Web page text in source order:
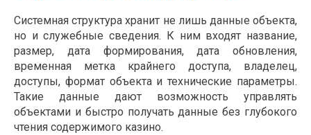
Системная структура хранит не лишь данные объекта,
но и служебные сведения. К ним входят название,
размер, дата формирования, дата обновления,
временная метка крайнего доступа, владелец,
доступы, формат объекта и технические параметры.
Такие данные дают возможность управлять
объектами и быстро получать данные без глубокого
чтения содержимого казино.